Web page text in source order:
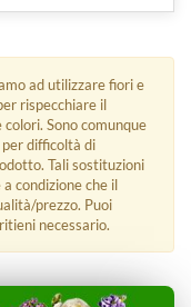
ad utilizzare fiori e
rispecchiare il
Sono comunque
difficoltà di
Tali sostituzioni
condizione che il
prezzo. Puoi
necessario.